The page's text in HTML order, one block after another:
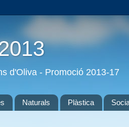
d'Oliva - Promoció 2013-17
Naturals Plàstica